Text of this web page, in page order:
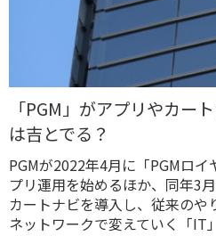
「PGM」がアプリやカ
は吉とでる？
PGMが2022年4月に「PGMロ
プリ運用を始めるほか、同年3
カートナビを導入し、従来のや
ネットワークで変えていく「IT